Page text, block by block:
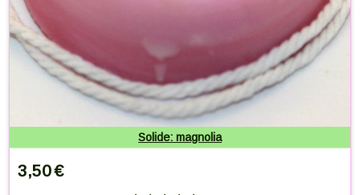
Solide: magnolia
3,50€